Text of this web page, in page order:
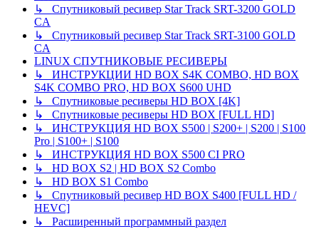
↳ Спутниковый ресивер Star Track SRT-3200 GOLD
CA
↳ Спутниковый ресивер Star Track SRT-3100 GOLD
CA
LINUX СПУТНИКОВЫЕ РЕСИВЕРЫ
↳ ИНСТРУКЦИИ HD BOX S4K COMBO, HD BOX
S4K COMBO PRO, HD BOX S600 UHD
↳ Спутниковые ресиверы HD BOX [4K]
↳ Спутниковые ресиверы HD BOX [FULL HD]
↳ ИНСТРУКЦИЯ HD BOX S500 | S200+ | S200 | S100
Pro | S100+ | S100
↳ ИНСТРУКЦИЯ HD BOX S500 CI PRO
↳ HD BOX S2 | HD BOX S2 Combo
↳ HD BOX S1 Combo
↳ Спутниковый ресивер HD BOX S400 [FULL HD /
HEVC]
↳ Расширенный программный раздел